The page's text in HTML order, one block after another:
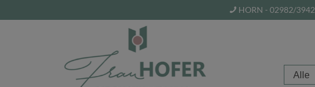
HORN - 02982/3942
Alle